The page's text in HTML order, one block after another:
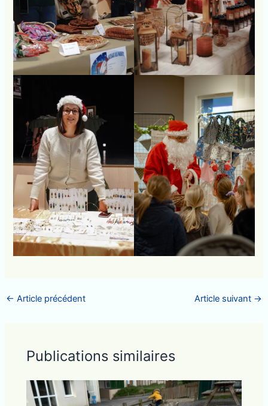
← Article précédent Article suivant →
Publications similaires